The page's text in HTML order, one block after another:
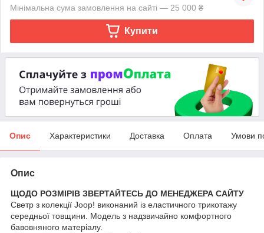
Мінімальна сума замовлення на сайті — 25 000 ₴
Купити
Опис Характеристики Доставка Оплата Умови
Опис
ЩОДО РОЗМІРІВ ЗВЕРТАЙТЕСЬ ДО МЕНЕДЖЕРА САЙТУ
Светр з колекції Joop! виконаний із еластичного трикотажу
середньої товщини. Модель з надзвичайно комфортного
бавовняного матеріалу.